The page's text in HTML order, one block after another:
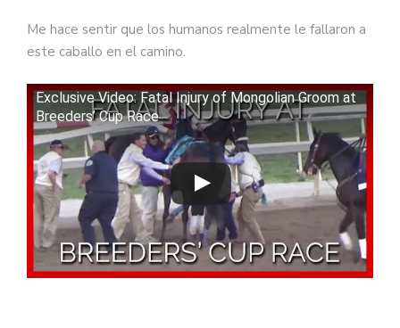
Me hace sentir que los humanos realmente le fallaron a
este caballo en el camino.
Exclusive Video: Fatal Injury of Mongolian Groom at
Breeders’ Cup Race